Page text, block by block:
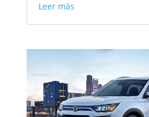
Leer más